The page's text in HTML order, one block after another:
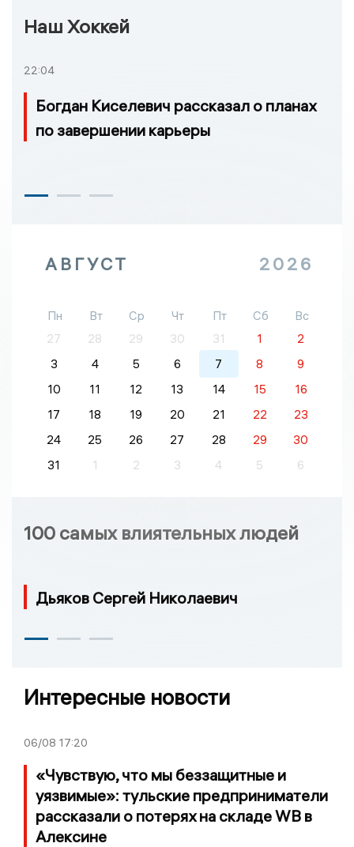
Наш Хоккей
22:04
Богдан Киселевич рассказал о планах
по завершении карьеры
АВГУСТ 2026
Пн Вт Ср Чт Пт Сб
Вс
27
28 29 30 31 1
2
3
4 5 6 7 8
9
10
11 12 13 14 15
16
17
18 19 20 21 22
23
24
25 26 27 28 29
30
31
1 2 3 4 5 6
100 самых влиятельных людей
Дьяков Сергей Николаевич
Интересные новости
06/08 17:20
«Чувствую, что мы беззащитные и
уязвимые»: тульские предприниматели
рассказали о потерях на складе WB в
Алексине